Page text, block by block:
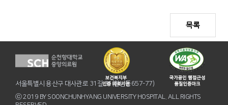
목록
서울특별시 용산구 대사관로 31길 31(한남동657-77)
ⓒ 2019 BY SOONCHUNHYANG UNIVERSITY HOSPITAL. ALL RIGHTS